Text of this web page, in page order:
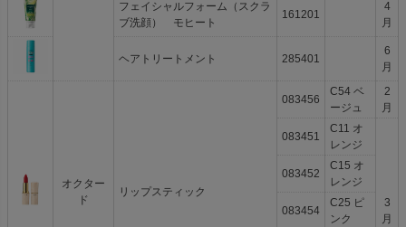
フェイシャルフォーム（スクラ
ブ洗顔） モヒート
161201
4
月
ヘアトリートメント 285401
6
月
オクター
ド
リップスティック
083456
C54 ベ
ージュ
2
月
083451
C11 オ
レンジ
3
月
083452
C15 オ
レンジ
083454
C25 ピ
ンク